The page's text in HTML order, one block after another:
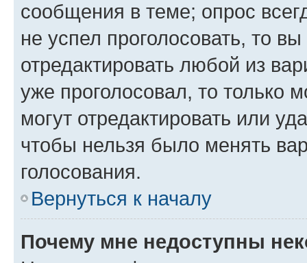
сообщения в теме; опрос
не успел проголосовать, то
отредактировать любой из
уже проголосовал, то только
могут отредактировать или
чтобы нельзя было менять
голосования.
Вернуться к началу
Почему мне недоступны